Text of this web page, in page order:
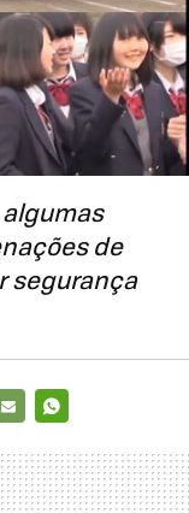
de
segurança